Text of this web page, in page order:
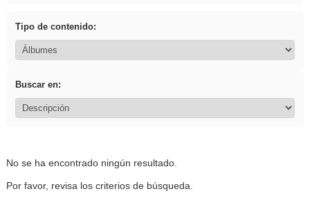
Tipo de contenido:
Buscar en:
No se ha encontrado ningún resultado.
Por favor, revisa los criterios de búsqueda.